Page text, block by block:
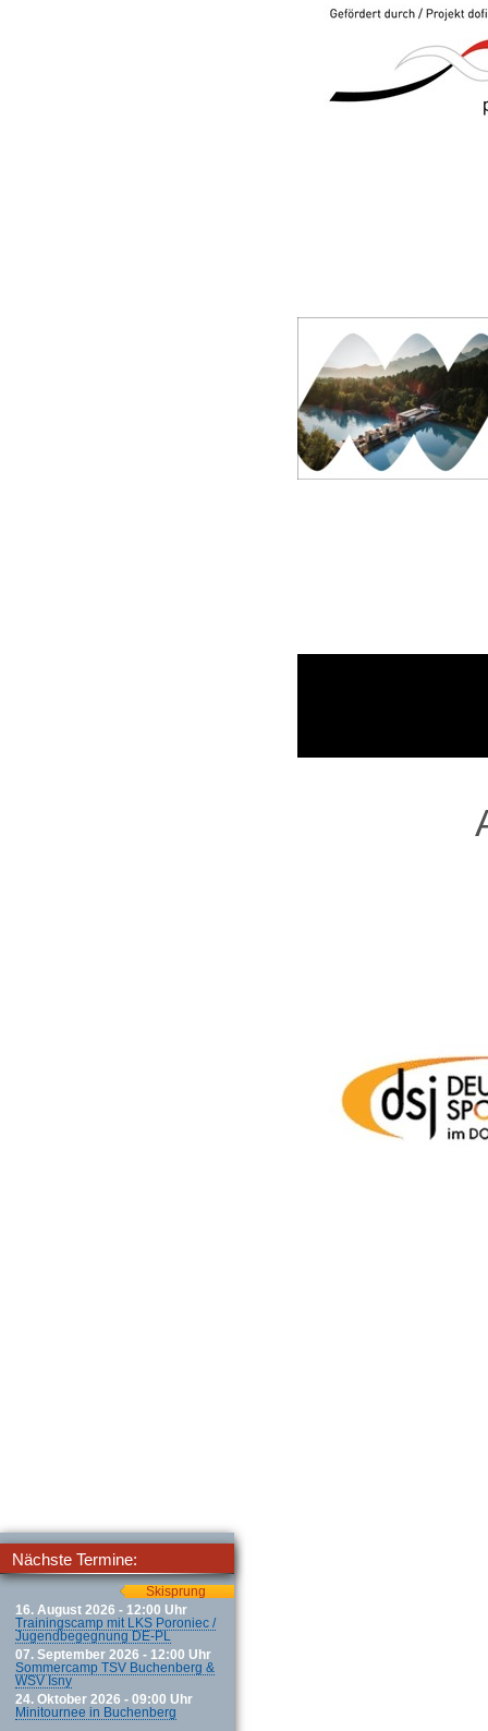
Nächste Termine:
Skisprung
16. August 2026 - 12:00 Uhr
Trainingscamp mit LKS Poroniec /
Jugendbegegnung DE-PL
07. September 2026 - 12:00 Uhr
Sommercamp TSV Buchenberg &
WSV Isny
24. Oktober 2026 - 09:00 Uhr
Minitournee in Buchenberg